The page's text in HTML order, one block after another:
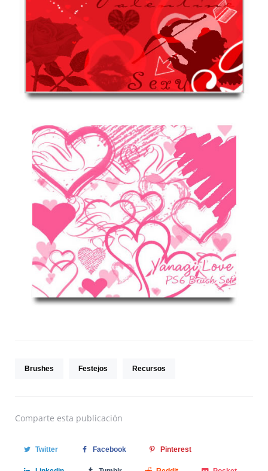
Brushes Festejos Recursos
Comparte esta publicación
Twitter Facebook Pinterest